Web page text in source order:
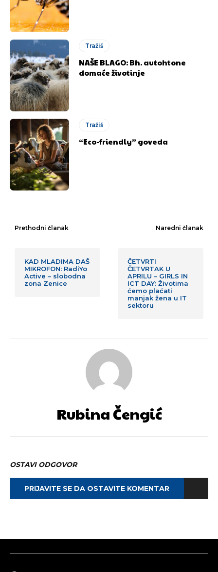
Tražiš
NAŠE BLAGO: Bh. autohtone
domaće životinje
Tražiš
“Eco-friendly” goveda
Prethodni članak
KAD MLADIMA DAŠ
MIKROFON: RadiYo
Active – slobodna
zona Zenice
Naredni članak
ČETVRTI
ČETVRTAK U
APRILU – GIRLS IN
ICT DAY: Životima
ćemo plaćati
manjak žena u IT
sektoru
Rubina Čengić
OSTAVI ODGOVOR
PRIJAVITE SE DA OSTAVITE KOMENTAR